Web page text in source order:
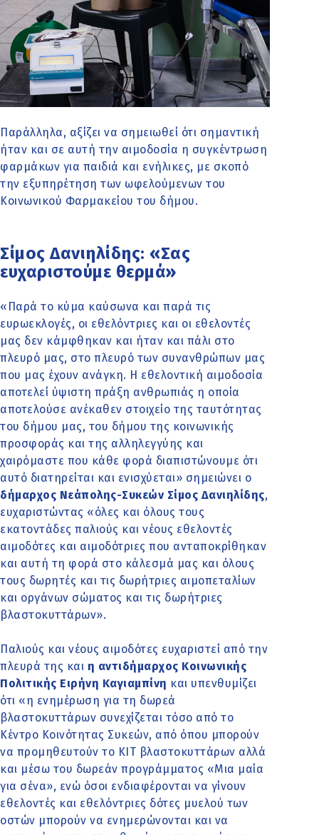
Παράλληλα, αξίζει να σημειωθεί ότι σημαντική
ήταν και σε αυτή την αιμοδοσία η συγκέντρωση
φαρμάκων για παιδιά και ενήλικες, με σκοπό
την εξυπηρέτηση των ωφελούμενων του
Κοινωνικού Φαρμακείου του δήμου.
Σίμος Δανιηλίδης: «Σας
ευχαριστούμε θερμά»
«Παρά το κύμα καύσωνα και παρά τις
ευρωεκλογές, οι εθελόντριες και οι εθελοντές
μας δεν κάμφθηκαν και ήταν και πάλι στο
πλευρό μας, στο πλευρό των συνανθρώπων μας
που μας έχουν ανάγκη. Η εθελοντική αιμοδοσία
αποτελεί ύψιστη πράξη ανθρωπιάς η οποία
αποτελούσε ανέκαθεν στοιχείο της ταυτότητας
του δήμου μας, του δήμου της κοινωνικής
προσφοράς και της αλληλεγγύης και
χαιρόμαστε που κάθε φορά διαπιστώνουμε ότι
αυτό διατηρείται και ενισχύεται» σημειώνει ο
δήμαρχος Νεάπολης-Συκεών Σίμος Δανιηλίδης,
ευχαριστώντας «όλες και όλους τους
εκατοντάδες παλιούς και νέους εθελοντές
αιμοδότες και αιμοδότριες που ανταποκρίθηκαν
και αυτή τη φορά στο κάλεσμά μας και όλους
τους δωρητές και τις δωρήτριες αιμοπεταλίων
και οργάνων σώματος και τις δωρήτριες
βλαστοκυττάρων».
Παλιούς και νέους αιμοδότες ευχαριστεί από την
πλευρά της και η αντιδήμαρχος Κοινωνικής
Πολιτικής Ειρήνη Καγιαμπίνη και υπενθυμίζει
ότι «η ενημέρωση για τη δωρεά
βλαστοκυττάρων συνεχίζεται τόσο από το
Κέντρο Κοινότητας Συκεών, από όπου μπορούν
να προμηθευτούν το ΚΙΤ βλαστοκυττάρων αλλά
και μέσω του δωρεάν προγράμματος «Μια μαία
για σένα», ενώ όσοι ενδιαφέρονται να γίνουν
εθελοντές και εθελόντριες δότες μυελού των
οστών μπορούν να ενημερώνονται και να